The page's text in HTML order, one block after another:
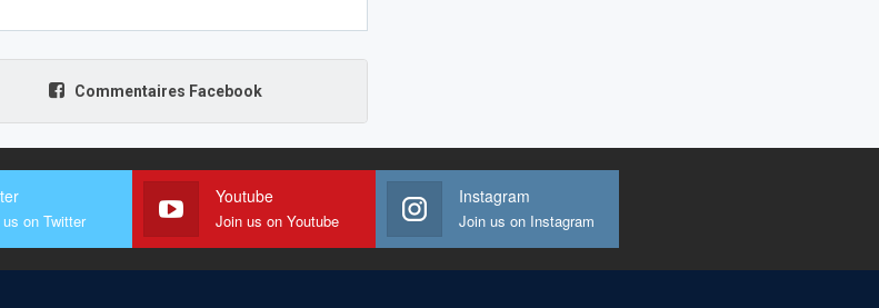
Commentaires Facebook
on Twitter
Youtube
Join us on Youtube
Instagram
Join us on Instagram